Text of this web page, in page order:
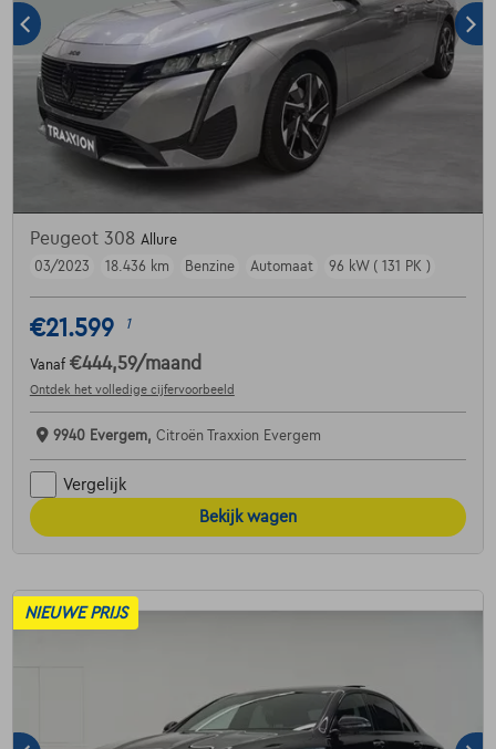
Peugeot 308 Allure
03/2023
18.436 km Benzine Automaat 96 kW ( 131 PK )
€21.599 1
Vanaf €444,59/maand
Ontdek het volledige cijfervoorbeeld
9940 Evergem, Citroën Traxxion Evergem
Vergelijk
Bekijk wagen
NIEUWE PRIJS